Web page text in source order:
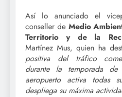
Así lo anunciado el
conseller de Medio
Territorio y de la
Martínez Mus, quien ha
positiva del tráfico
durante la temporada
aeropuerto activa todas
despliega su máxima